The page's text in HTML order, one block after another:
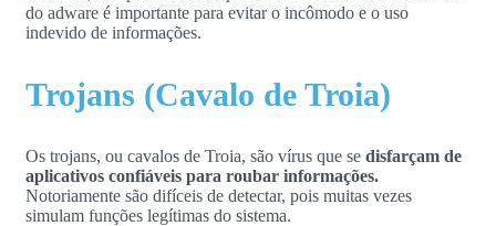
do adware é importante para evitar o incômodo e o uso
indevido de informações.
Trojans (Cavalo de Troia)
Os trojans, ou cavalos de Troia, são vírus que se disfarçam de
aplicativos confiáveis para roubar informações.
Notoriamente são difíceis de detectar, pois muitas vezes
simulam funções legítimas do sistema.